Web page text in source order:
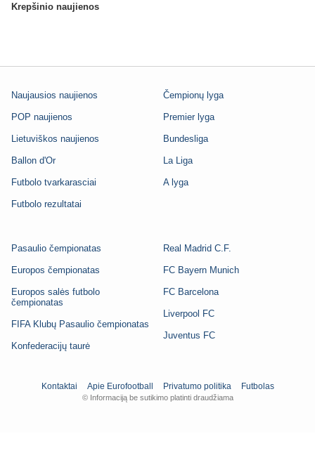
Krepšinio naujienos
Naujausios naujienos
POP naujienos
Lietuviškos naujienos
Ballon d'Or
Futbolo tvarkarasciai
Futbolo rezultatai
Čempionų lyga
Premier lyga
Bundesliga
La Liga
A lyga
Pasaulio čempionatas
Europos čempionatas
Europos salės futbolo
čempionatas
FIFA Klubų Pasaulio čempionatas
Konfederacijų taurė
Real Madrid C.F.
FC Bayern Munich
FC Barcelona
Liverpool FC
Juventus FC
Kontaktai Apie Eurofootball Privatumo politika Futbolas
© Informaciją be sutikimo platinti draudžiama